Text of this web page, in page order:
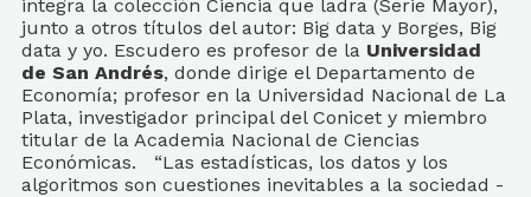
integra la colección Ciencia que ladra (Serie Mayor),
junto a otros títulos del autor: Big data y Borges, Big
data y yo. Escudero es profesor de la Universidad
de San Andrés, donde dirige el Departamento de
Economía; profesor en la Universidad Nacional de La
Plata, investigador principal del Conicet y miembro
titular de la Academia Nacional de Ciencias
Económicas. “Las estadísticas, los datos y los
algoritmos son cuestiones inevitables a la sociedad -